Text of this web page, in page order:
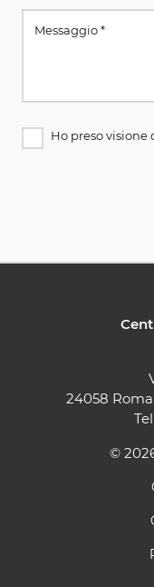
Ho preso visione
24058
Tel
©